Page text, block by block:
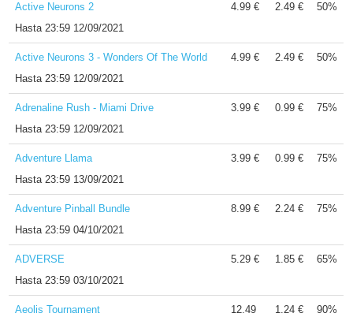
Active Neurons 2
Hasta23:59 12/09/2021
4.99 € 2.49 € 50%
Active Neurons 3 - Wonders Of The World
Hasta23:59 12/09/2021
4.99 € 2.49 € 50%
Adrenaline Rush - Miami Drive
Hasta23:59 12/09/2021
3.99 € 0.99 € 75%
Adventure Llama
Hasta23:59 13/09/2021
3.99 € 0.99 € 75%
Adventure Pinball Bundle
Hasta23:59 04/10/2021
8.99 € 2.24 € 75%
ADVERSE
Hasta23:59 03/10/2021
5.29 € 1.85 € 65%
Aeolis Tournament
12.49
1.24 € 90%